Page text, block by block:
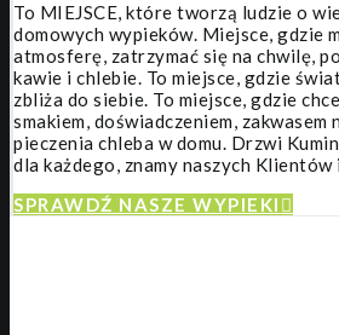
To MIEJSCE, które tworzą ludzie o
domowych wypieków. Miejsce, gdzie
atmosferę, zatrzymać się na chwilę,
kawie i chlebie. To miejsce, gdzie
zbliża do siebie. To miejsce, gdzie
smakiem, doświadczeniem, zakwasem
pieczenia chleba w domu. Drzwi
dla każdego, znamy naszych Klientów
SPRAWDŹ NASZE WYPIEKI